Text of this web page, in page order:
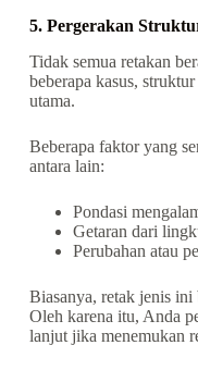
5. Pergerakan
Tidak semua retakan
beberapa kasus,
utama.
Beberapa faktor yang
antara lain:
Pondasi
Getaran dari
Perubahan atau
Biasanya, retak jenis ini
Oleh karena itu, Anda
lanjut jika menemukan